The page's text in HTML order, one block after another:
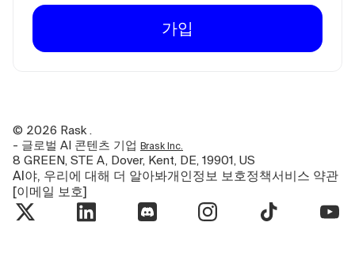
가입
© 2026 Rask .
- 글로벌 AI 콘텐츠 기업 Brask Inc.
8 GREEN, STE A, Dover, Kent, DE, 19901, US
AI야, 우리에 대해 더 알아봐개인정보 보호정책서비스 약관
[이메일 보호]